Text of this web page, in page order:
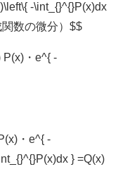
-\int_{}^{}P(x)dx
数の微分）$$
P(x)・e^{ -
・e^{ -
} =Q(x)